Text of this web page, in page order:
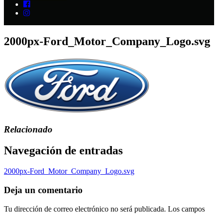
2000px-Ford_Motor_Company_Logo.svg
Relacionado
Navegación de entradas
2000px-Ford_Motor_Company_Logo.svg
Deja un comentario
Tu dirección de correo electrónico no será publicada. Los campos